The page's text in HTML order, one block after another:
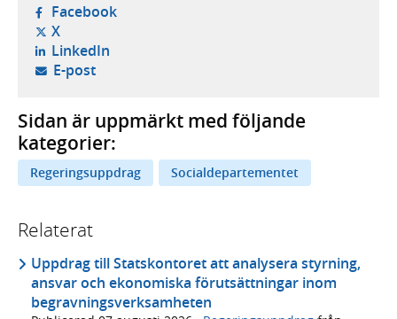
Facebook- öppnas i ny flik, extern webbplats,
X- öppnas i ny flik, extern webbplats,
LinkedIn- öppnas i ny flik, extern webbplats,
E-post- öppnar din e-postklient,
Sidan är uppmärkt med följande
kategorier:
Regeringsuppdrag Socialdepartementet
Relaterat
Uppdrag till Statskontoret att analysera styrning,
ansvar och ekonomiska förutsättningar inom
begravningsverksamheten